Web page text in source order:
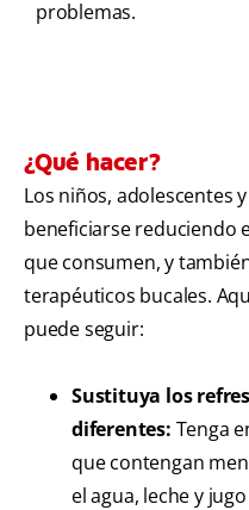
problemas.
¿Qué hacer?
Los niños, adolescentes
beneficiarse reduciendo
que consumen, y
terapéuticos bucales.
puede seguir:
Sustituya los
diferentes: Tenga
que contengan
el agua, leche y